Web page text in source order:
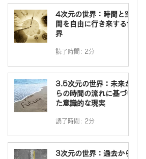
4次元の世界：時間と空
間を自由に行き来する世
界
読了時間: 2分
3.5次元の世界：未来か
らの時間の流れに基づい
た意識的な現実
読了時間: 2分
3次元の世界：過去から